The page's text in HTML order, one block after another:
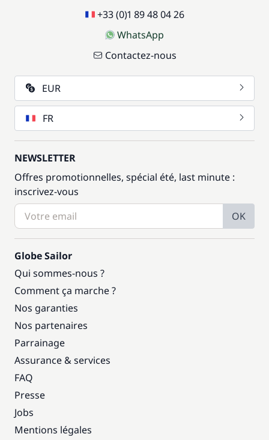
+33 (0)1 89 48 04 26
WhatsApp
Contactez-nous
EUR
FR
NEWSLETTER
Offres promotionnelles, spécial été, last minute :
inscrivez-vous
OK
Globe Sailor
Qui sommes-nous ?
Comment ça marche ?
Nos garanties
Nos partenaires
Parrainage
Assurance & services
FAQ
Presse
Jobs
Mentions légales